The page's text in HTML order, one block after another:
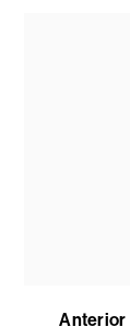
Anterior